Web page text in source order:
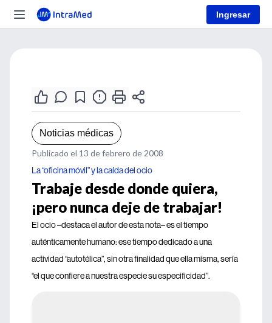
Ingresar
Noticias médicas
Publicado el 13 de febrero de 2008
La “oficina móvil” y la caída del ocio
Trabaje desde donde quiera,
¡pero nunca deje de trabajar!
El ocio –destaca el autor de esta nota– es el tiempo
auténticamente humano: ese tiempo dedicado a una
actividad “autotélica”, sin otra finalidad que ella misma, sería
“el que confiere a nuestra especie su especificidad”.